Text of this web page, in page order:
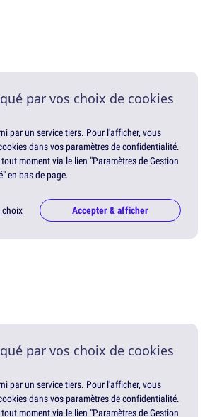
par vos choix de cookies
par un service tiers. Pour l'afficher, vous
dans vos paramètres de confidentialité.
moment via le lien "Paramètres de Gestion
en bas de page.
choix Accepter & afficher
par vos choix de cookies
par un service tiers. Pour l'afficher, vous
dans vos paramètres de confidentialité.
moment via le lien "Paramètres de Gestion